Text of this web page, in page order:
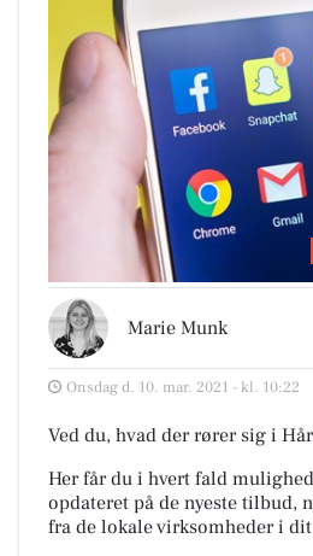
Marie Munk
Onsdag d. 10. mar. 2021 - kl. 10:22
Ved du, hvad der rører sig i
Her får du i hvert fald
opdateret på de nyeste tilbud,
fra de lokale virksomheder i